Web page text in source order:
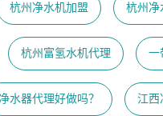
杭州净水机加盟 杭州净
杭州富氢水机代理 一
净水器代理好做吗？ 江西